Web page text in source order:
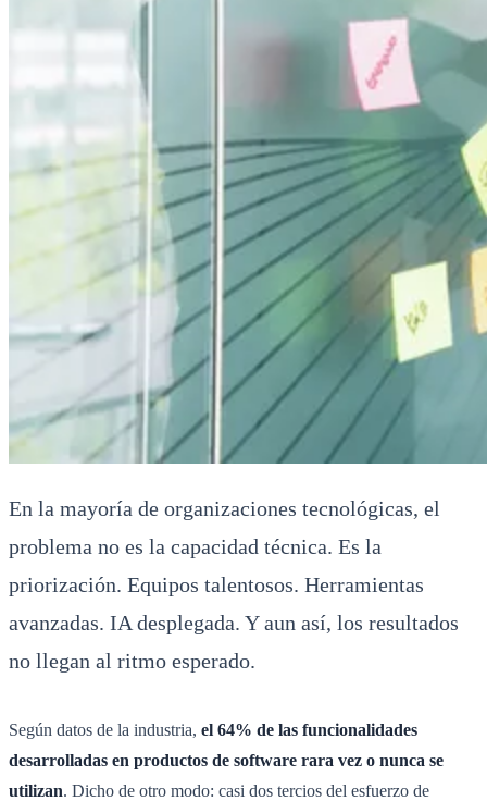
En la mayoría de organizaciones tecnológicas, el
problema no es la capacidad técnica. Es la
priorización. Equipos talentosos. Herramientas
avanzadas. IA desplegada. Y aun así, los resultados
no llegan al ritmo esperado.
Según datos de la industria, el 64% de las funcionalidades
desarrolladas en productos de software rara vez o nunca se
utilizan. Dicho de otro modo: casi dos tercios del esfuerzo de